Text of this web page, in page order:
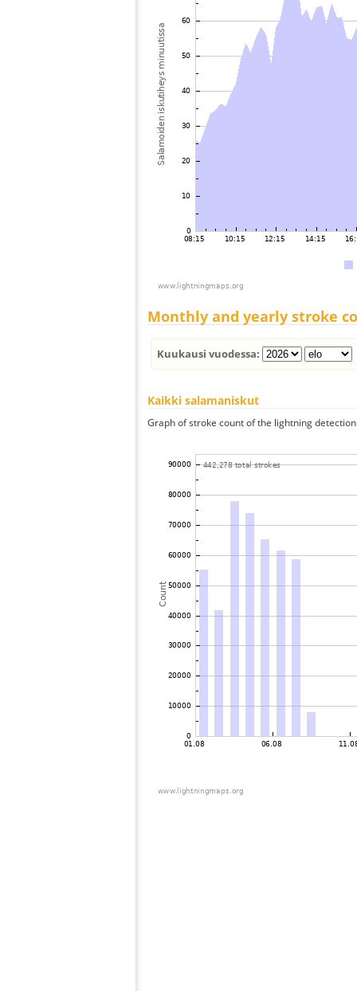
Monthly and yearly stroke
Kuukausi vuodessa:
Kaikki salamaniskut
Graph of stroke count of the lightning